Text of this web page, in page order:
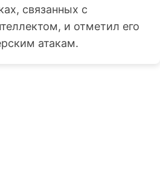
связанных с
и отметил его
атакам.